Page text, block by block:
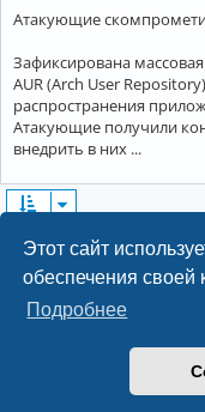
Этот сайт
обеспечения своей
Подробнее
Атакующие
Зафиксирована
AUR (Arch User
распространения
Атакующие получили
внедрить в них ...
Найдено 1000
Linux 6.18.40-1-lts
Название и логотип Arch
Linux ® —